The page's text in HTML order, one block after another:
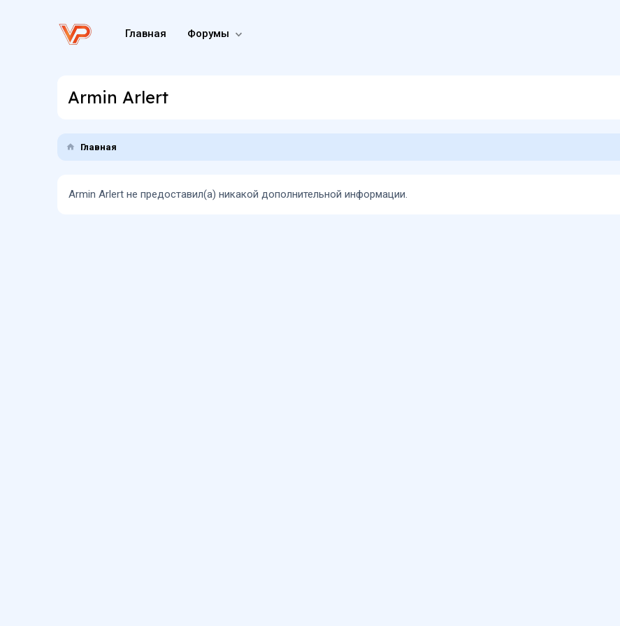
Главная Форумы
Armin Arlert
Главная
Armin Arlert не предоставил(а) никакой дополнительной информации.